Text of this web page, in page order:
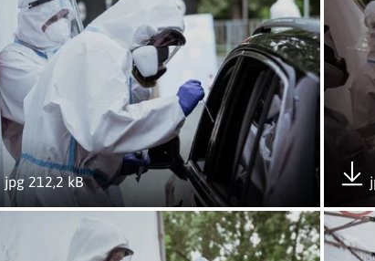
jpg 212,2 kB
załącznik
załącznik Punkt pobierania wymazów w GnieźnieOtwórz